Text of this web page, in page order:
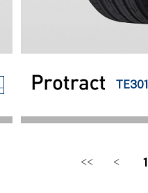
TE301
<< < 1